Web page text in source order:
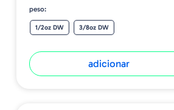
peso:
1/2oz DW 3/8oz DW
adicionar